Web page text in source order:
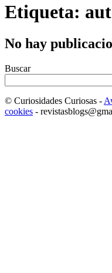
Etiqueta:
No hay
Buscar
© Curiosidades Curiosas -
cookies -